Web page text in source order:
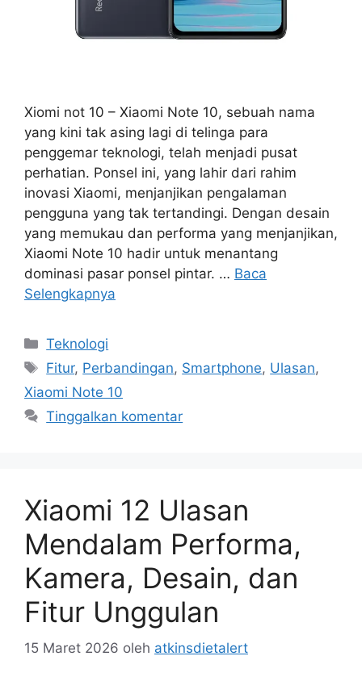
Xiomi not 10 – Xiaomi Note 10, sebuah nama
yang kini tak asing lagi di telinga para
penggemar teknologi, telah menjadi pusat
perhatian. Ponsel ini, yang lahir dari rahim
inovasi Xiaomi, menjanjikan pengalaman
pengguna yang tak tertandingi. Dengan desain
yang memukau dan performa yang menjanjikan,
Xiaomi Note 10 hadir untuk menantang
dominasi pasar ponsel pintar. … Baca
Selengkapnya
Kategori
Teknologi
Tag
Fitur, Perbandingan, Smartphone, Ulasan,
Xiaomi Note 10
Tinggalkan komentar
Xiaomi 12 Ulasan
Mendalam Performa,
Kamera, Desain, dan
Fitur Unggulan
15 Maret 2026 oleh atkinsdietalert